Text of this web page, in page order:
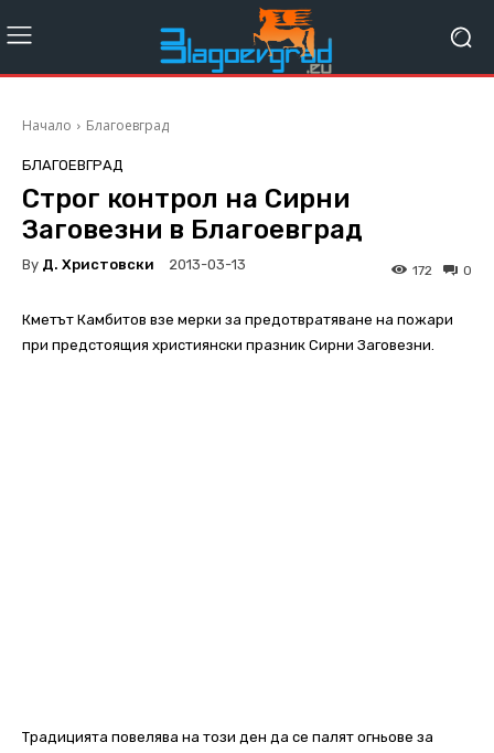
Начало Благоевград
БЛАГОЕВГРАД
Строг контрол на Сирни
Заговезни в Благоевград
By Д. Христовски 2013-03-13 0
172
Кметът Камбитов взе мерки за предотвратяване на пожари
при предстоящия християнски празник Сирни Заговезни.
Традицията повелява на този ден да се палят огньове за